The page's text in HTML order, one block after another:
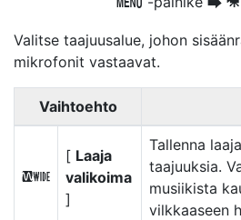
1
Valitse taajuusalue, johon
mikrofonit vastaavat.
Vaihtoehto
S
[ Laaja
valikoima
]
Tallenna
taajuuksia.
musiikista
vilkkaaseen